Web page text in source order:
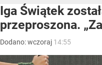
Iga Świątek
przeproszona.
Dodano:wczoraj 14:55